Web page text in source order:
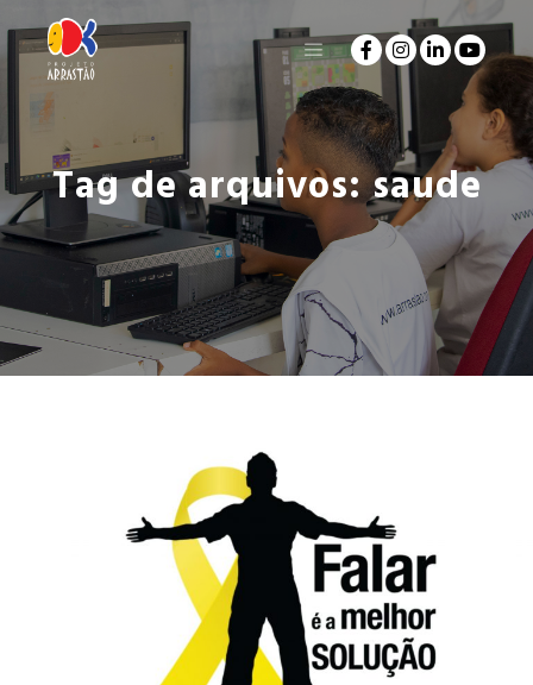
Tag de arquivos:saude